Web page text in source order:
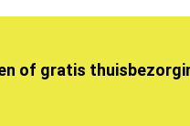
of gratis